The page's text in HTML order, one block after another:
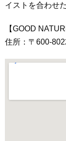
イストを合わせた
【GOOD
住所：〒600-